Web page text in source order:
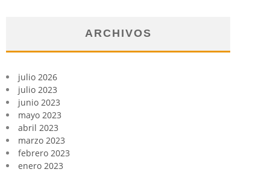
ARCHIVOS
julio 2026
julio 2023
junio 2023
mayo 2023
abril 2023
marzo 2023
febrero 2023
enero 2023